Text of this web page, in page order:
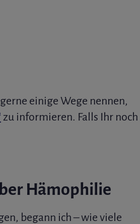
einige Wege nennen,
zu informieren. Falls Ihr noch
Hämophilie
begann ich – wie viele